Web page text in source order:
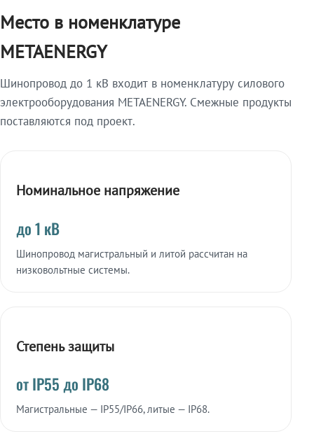
Место в номенклатуре
METAENERGY
Шинопровод до 1 кВ входит в номенклатуру силового
электрооборудования METAENERGY. Смежные продукты
поставляются под проект.
Номинальное напряжение
до 1 кВ
Шинопровод магистральный и литой рассчитан на
низковольтные системы.
Степень защиты
от IP55 до IP68
Магистральные — IP55/IP66, литые — IP68.